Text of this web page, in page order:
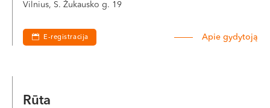
Darbo laikas:
VI, VII --
Vilnius, S. Žukausko g. 19
E-registracija Apie gydytoją
Rūta